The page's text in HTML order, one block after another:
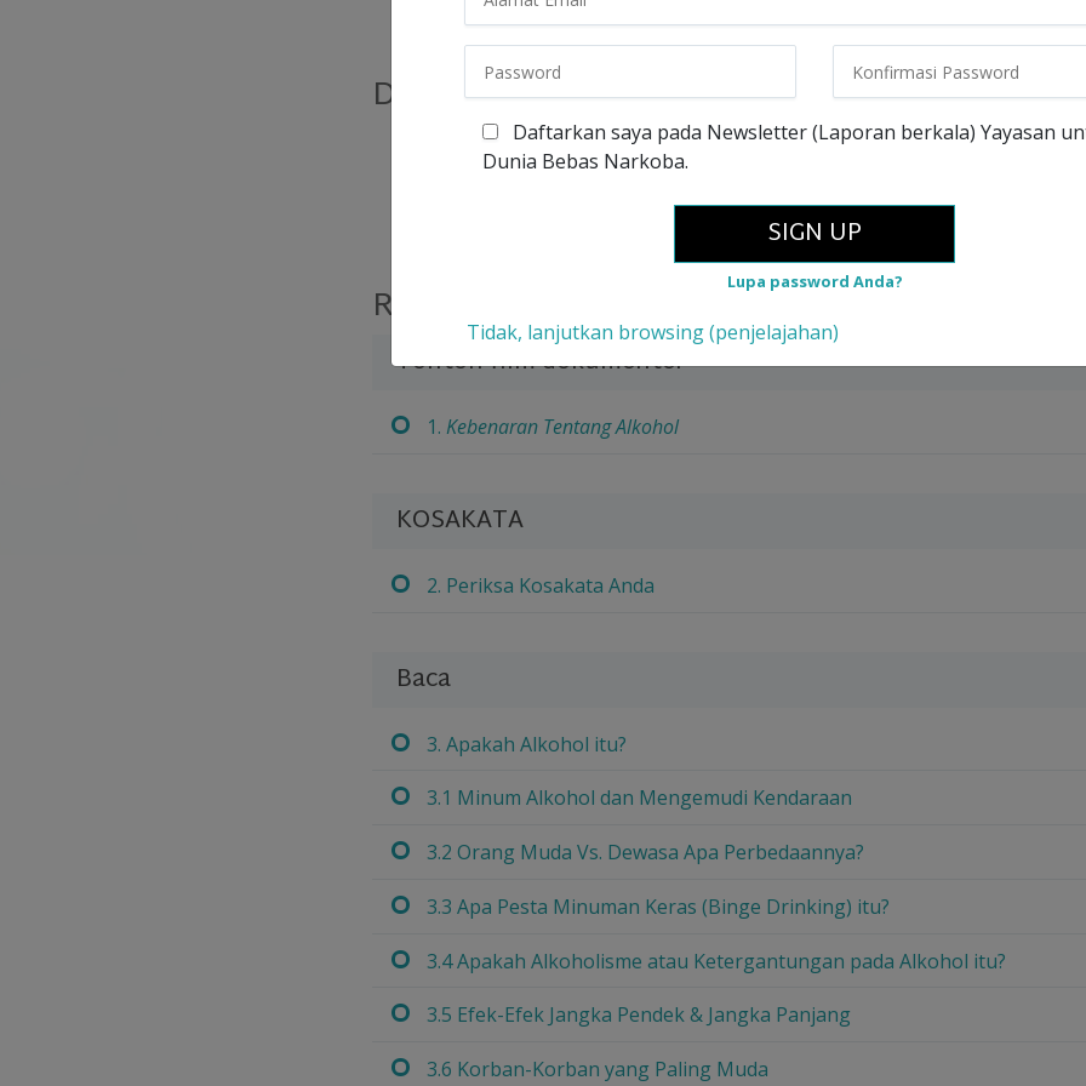
Dalam kursus ini, Anda akan memahami:
Bagaimana alkohol memengaruhi tubuh
Ringkasan Kursus
Tonton film dokumenter
1. Kebenaran Tentang Alkohol
KOSAKATA
2. Periksa Kosakata Anda
Baca
3. Apakah Alkohol itu?
3.1 Minum Alkohol dan Mengemudi Kendaraan
3.2 Orang Muda Vs. Dewasa Apa Perbedaannya?
3.3 Apa Pesta Minuman Keras (Binge Drinking) itu?
3.4 Apakah Alkoholisme atau Ketergantungan pada Alkohol itu?
3.5 Efek-Efek Jangka Pendek & Jangka Panjang
3.6 Korban-Korban yang Paling Muda
Daftarkan saya pada Newsletter (Laporan berkala) Yayasan
Dunia Bebas Narkoba.
SIGN UP
Lupa password Anda?
Tidak, lanjutkan browsing (penjelajahan)